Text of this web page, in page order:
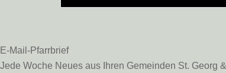
E-Mail-Pfarrbrief
Jede Woche Neues aus Ihren Gemeinden St. Georg